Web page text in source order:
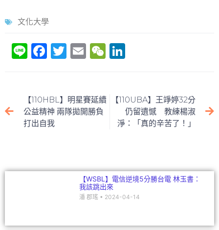
文化大學
Li F
e
b
o
T
er
E
l
W
h
e
dI
n
【110HBL】明星賽延續
公益精神 兩隊拋開勝負
打出自我
【110UBA】王竫婷32分
仍留遺憾 教練楊淑
淨：「真的辛苦了！」
【WSBL】電信逆境5分勝台電 林玉書：
我該跳出來
潘 郡瑤 2024-04-14